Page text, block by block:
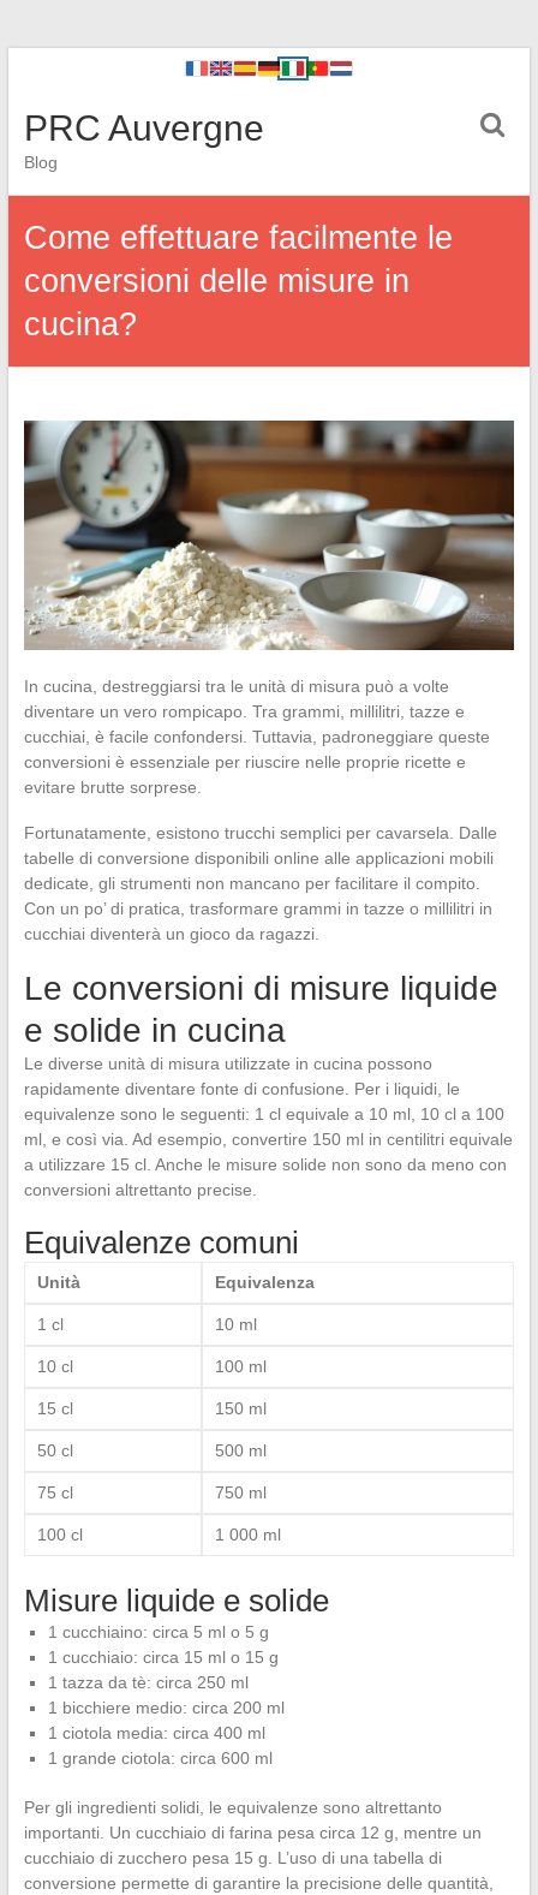
PRC Auvergne
Blog
Come effettuare facilmente le
conversioni delle misure in
cucina?
In cucina, destreggiarsi tra le unità di misura può a volte
diventare un vero rompicapo. Tra grammi, millilitri, tazze e
cucchiai, è facile confondersi. Tuttavia, padroneggiare queste
conversioni è essenziale per riuscire nelle proprie ricette e
evitare brutte sorprese.
Fortunatamente, esistono trucchi semplici per cavarsela. Dalle
tabelle di conversione disponibili online alle applicazioni mobili
dedicate, gli strumenti non mancano per facilitare il compito.
Con un po’ di pratica, trasformare grammi in tazze o millilitri in
cucchiai diventerà un gioco da ragazzi.
Le conversioni di misure liquide
e solide in cucina
Le diverse unità di misura utilizzate in cucina possono
rapidamente diventare fonte di confusione. Per i liquidi, le
equivalenze sono le seguenti: 1 cl equivale a 10 ml, 10 cl a 100
ml, e così via. Ad esempio, convertire 150 ml in centilitri equivale
a utilizzare 15 cl. Anche le misure solide non sono da meno con
conversioni altrettanto precise.
Equivalenze comuni
Unità Equivalenza
1 cl 10 ml
10 cl 100 ml
15 cl 150 ml
50 cl 500 ml
75 cl 750 ml
100 cl 1 000 ml
Misure liquide e solide
1 cucchiaino: circa 5 ml o 5 g
1 cucchiaio: circa 15 ml o 15 g
1 tazza da tè: circa 250 ml
1 bicchiere medio: circa 200 ml
1 ciotola media: circa 400 ml
1 grande ciotola: circa 600 ml
Per gli ingredienti solidi, le equivalenze sono altrettanto
importanti. Un cucchiaio di farina pesa circa 12 g, mentre un
cucchiaio di zucchero pesa 15 g. L’uso di una tabella di
conversione permette di garantire la precisione delle quantità,